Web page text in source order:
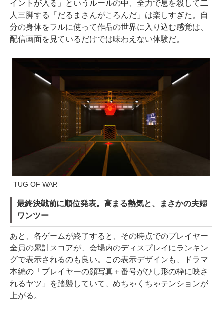
イントが入る」というルールの中、全力で息を殺して二
人三脚する「だるまさんがころんだ」は楽しすぎた。自
分の身体をフルに使って作品の世界に入り込む感覚は、
配信画面を見ているだけでは味わえない体験だ。
TUG OF WAR
最終決戦前に順位発表。高まる熱気と、まさかの夫婦
ワンツー
あと、各ゲームが終了すると、その時点でのプレイヤー
全員の累計スコアが、会場内のディスプレイにランキン
グで表示されるのも良い。この表示デザインも、ドラマ
本編の「プレイヤーの顔写真＋番号がひし形の枠に映さ
れるヤツ」を踏襲していて、めちゃくちゃテンションが
上がる。